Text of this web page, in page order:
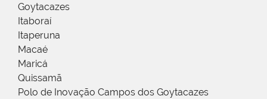
Goytacazes
Itaboraí
Itaperuna
Macaé
Maricá
Quissamã
Polo de Inovação Campos dos Goytacazes